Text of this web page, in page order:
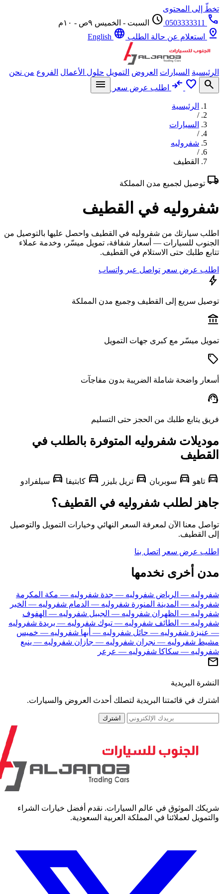
إلى المحتوى
0503333311
scheduleالسبت - الخميس ٩ص - ١٠م
استعلام عن حالة الطلبlanguage
السيارات العروض التمويل حلول الأعمال الفروع من نحن
favorite
compare_arrows اطلب عرض سعر menu
الرئيسية
السيارات
شفروليه
القطيف
توصيل لجميع مدن المملكة
في القطيف
سيارتك من شفروليه في القطيف واحصل عليها بالتوصيل من
للسيارات — أسعار شفافة، تمويل ميسّر، وخدمة عملاء
طلبك حتى الاستلام في القطيف.
عرض سعر تواصل عبر واتساب
سريع إلى القطيف وجميع مدن المملكة
ميسّر مع كبرى جهات التمويل
واضحة شاملة الضريبة بدون مفاجآت
يتابع طلبك من الحجز حتى التسليم
شفروليه المتوفرة بالطلب في
تاهو directions_car سوبربان directions_car تريل بليزرdirections_car كابتيفاdirections_car سيلفرادو
لطلب شفروليه في القطيف؟
معنا الآن لمعرفة السعر النهائي وخيارات التمويل والتوصيل
القطيف.
عرض سعر اتصل بنا
أخرى نخدمها
— الرياضشفروليه — جدة شفروليه — مكة المكرمة
— المدينة المنورةشفروليه — الدمامشفروليه — الخبر
— الظهرانشفروليه — الجبيلشفروليه — الهفوف
— الطائفشفروليه — تبوكشفروليه — بريدة شفروليه
شفروليه — حائلشفروليه — أبهاشفروليه — خميس
شفروليه — نجرانشفروليه — جازانشفروليه — ينبع
— سكاكاشفروليه — عرعر
البريدية
في قائمتنا البريدية لتصلك أحدث العروض والسيارات.
اشترك
الموثوق في عالم السيارات. نقدم أفضل خيارات الشراء
لعملائنا في المملكة العربية السعودية.